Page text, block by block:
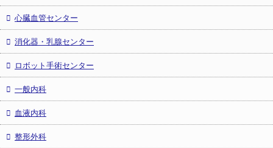
心臓血管センター
消化器・乳腺センター
ロボット手術センター
一般内科
血液内科
整形外科